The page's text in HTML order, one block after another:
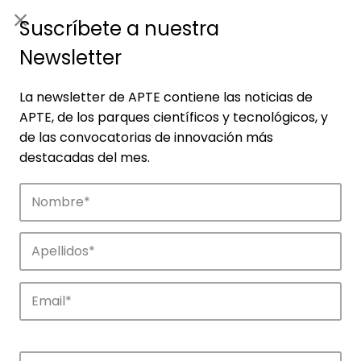
Empresas
Descubre las empresas que impulsan la
innovación en los parques de APTE.
Suscríbete a nuestra
Newsletter
La newsletter de APTE contiene las noticias de
APTE, de los parques científicos y tecnológicos, y
de las convocatorias de innovación más
destacadas del mes.